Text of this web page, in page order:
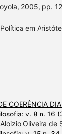
2005, pp.
em
COERÊNCIA
v. 8 n. 16
Oliveira de